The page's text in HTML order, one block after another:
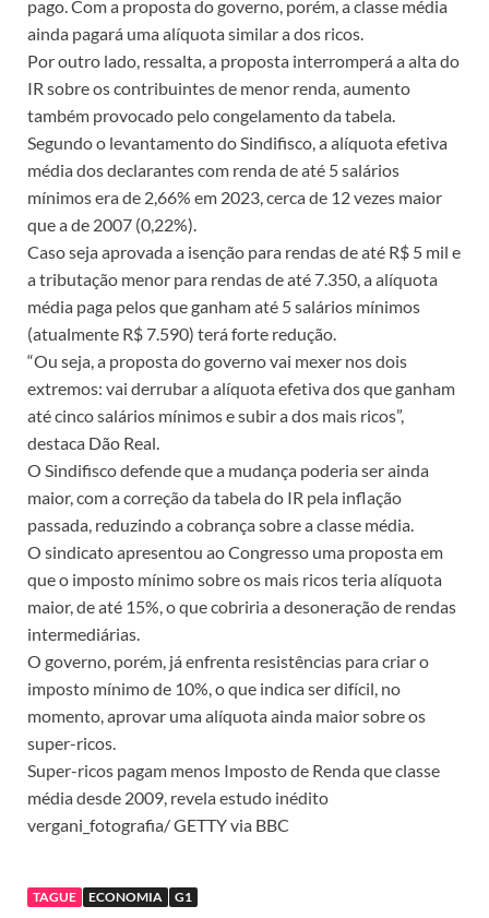
pago. Com a proposta do governo, porém, a classe média
ainda pagará uma alíquota similar a dos ricos.
Por outro lado, ressalta, a proposta interromperá a alta do
IR sobre os contribuintes de menor renda, aumento
também provocado pelo congelamento da tabela.
Segundo o levantamento do Sindifisco, a alíquota efetiva
média dos declarantes com renda de até 5 salários
mínimos era de 2,66% em 2023, cerca de 12 vezes maior
que a de 2007 (0,22%).
Caso seja aprovada a isenção para rendas de até R$ 5 mil e
a tributação menor para rendas de até 7.350, a alíquota
média paga pelos que ganham até 5 salários mínimos
(atualmente R$ 7.590) terá forte redução.
“Ou seja, a proposta do governo vai mexer nos dois
extremos: vai derrubar a alíquota efetiva dos que ganham
até cinco salários mínimos e subir a dos mais ricos”,
destaca Dão Real.
O Sindifisco defende que a mudança poderia ser ainda
maior, com a correção da tabela do IR pela inflação
passada, reduzindo a cobrança sobre a classe média.
O sindicato apresentou ao Congresso uma proposta em
que o imposto mínimo sobre os mais ricos teria alíquota
maior, de até 15%, o que cobriria a desoneração de rendas
intermediárias.
O governo, porém, já enfrenta resistências para criar o
imposto mínimo de 10%, o que indica ser difícil, no
momento, aprovar uma alíquota ainda maior sobre os
super-ricos.
Super-ricos pagam menos Imposto de Renda que classe
média desde 2009, revela estudo inédito
vergani_fotografia/ GETTY via BBC
TAGUE ECONOMIA G1